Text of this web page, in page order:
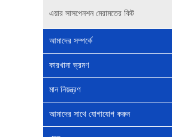
এয়ার সাসপেনশন মেরামতের কিট
আমাদের সম্পর্কে
কারখানা ভ্রমণ
মান নিয়ন্ত্রণ
আমাদের সাথে যোগাযোগ করুন